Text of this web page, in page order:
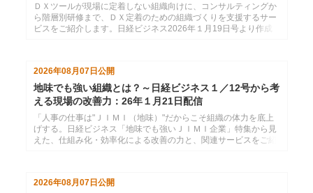
ＤＸツールが現場に定着しない組織向けに、コンサルティングか
ら階層別研修まで、ＤＸ定着のための組織づくりを支援するサー
ビスをご紹介します。日経ビジネス2026年１月19日号より作成
2026年08月07日 公開
地味でも強い組織とは？～日経ビジネス１／12号から考
える現場の改善力：26年１月21日配信
「人事の仕事は"ＪＩＭＩ（地味）"だからこそ組織の体力を底上
げする。日経ビジネス「地味でも強いＪＩＭＩ企業」特集から見
えた、仕組み化・効率化による改善の力と、関連サービスをご紹
2026年08月07日 公開